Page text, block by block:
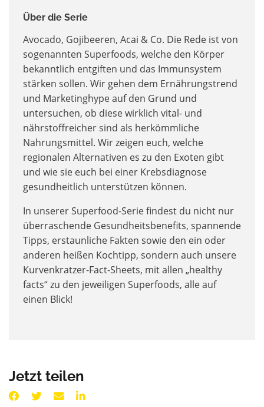
Über die Serie
Avocado, Gojibeeren, Acai & Co. Die Rede ist von
sogenannten Superfoods, welche den Körper
bekanntlich entgiften und das Immunsystem
stärken sollen. Wir gehen dem Ernährungstrend
und Marketinghype auf den Grund und
untersuchen, ob diese wirklich vital- und
nährstoffreicher sind als herkömmliche
Nahrungsmittel. Wir zeigen euch, welche
regionalen Alternativen es zu den Exoten gibt
und wie sie euch bei einer Krebsdiagnose
gesundheitlich unterstützen können.
In unserer Superfood-Serie findest du nicht nur
überraschende Gesundheitsbenefits, spannende
Tipps, erstaunliche Fakten sowie den ein oder
anderen heißen Kochtipp, sondern auch unsere
Kurvenkratzer-Fact-Sheets, mit allen „healthy
facts“ zu den jeweiligen Superfoods, alle auf
einen Blick!
Jetzt teilen